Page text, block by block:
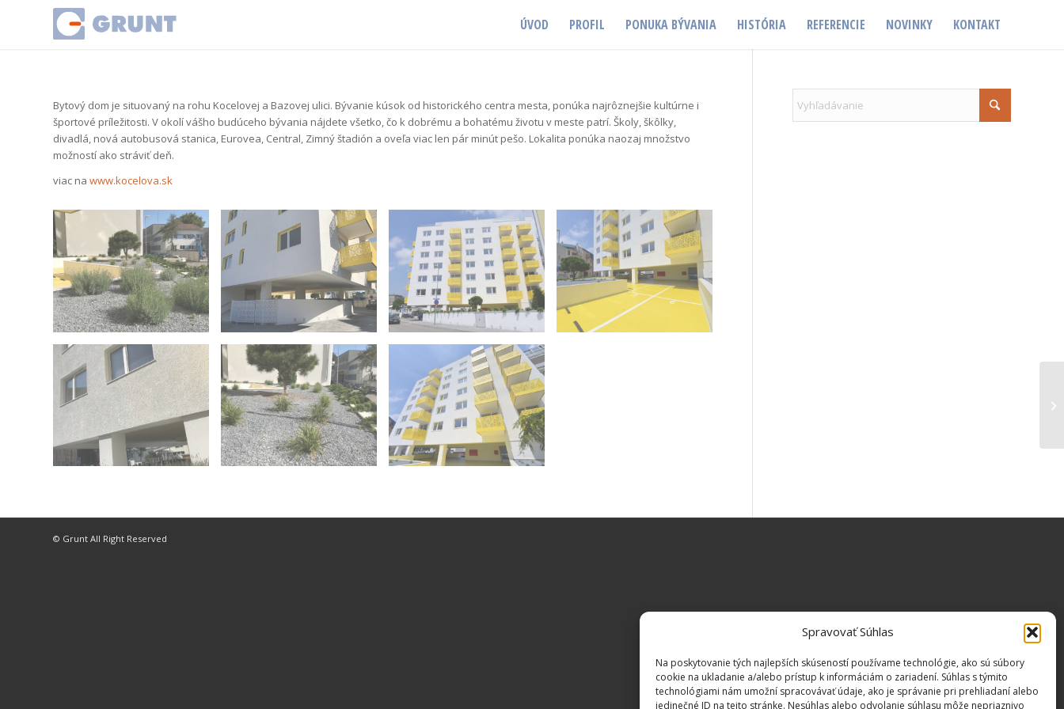
Spravovať Súhlas
Na poskytovanie tých najlepších skúseností používame technológie, ako sú súbory
cookie na ukladanie a/alebo prístup k informáciám o zariadení. Súhlas s týmito
technológiami nám umožní spracovávať údaje, ako je správanie pri prehliadaní alebo
jedinečné ID na tejto stránke. Nesúhlas alebo odvolanie súhlasu môže nepriaznivo
ÚVOD PROFIL PONUKA BÝVANIA HISTÓRIA REFERENCIE NOVINKY KONTAKT
Bytový dom je situovaný na rohu Kocelovej a Bazovej ulici. Bývanie kúsok od historického centra mesta, ponúka najrôznejšie kultúrne i
športové príležitosti. V okolí vášho budúceho bývania nájdete všetko, čo k dobrému a bohatému životu v meste patrí. Školy, škôlky,
divadlá, nová autobusová stanica, Eurovea, Central, Zimný štadión a oveľa viac len pár minút pešo. Lokalita ponúka naozaj množstvo
možností ako stráviť deň.
viac na www.kocelova.sk
© Grunt All Right Reserved